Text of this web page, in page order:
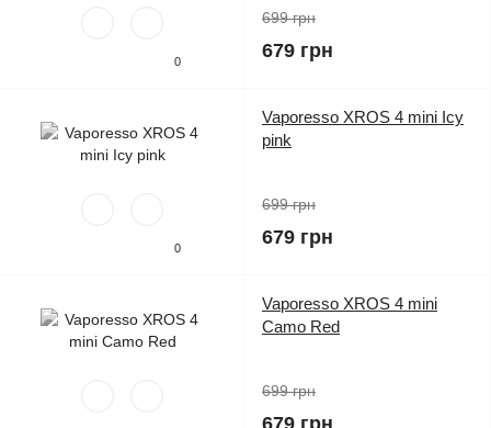
0
699 грн
679 грн
0
Vaporesso XROS 4 mini Icy
pink
699 грн
679 грн
Vaporesso XROS 4 mini
Camo Red
699 грн
679 грн